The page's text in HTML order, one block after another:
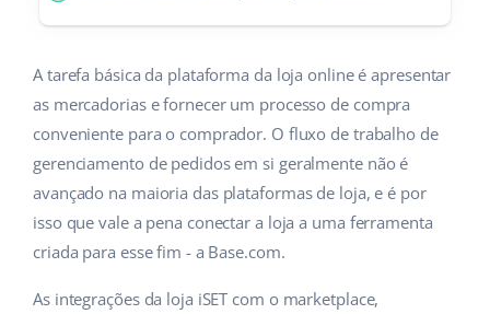
A tarefa básica da plataforma da loja online é apresentar
as mercadorias e fornecer um processo de compra
conveniente para o comprador. O fluxo de trabalho de
gerenciamento de pedidos em si geralmente não é
avançado na maioria das plataformas de loja, e é por
isso que vale a pena conectar a loja a uma ferramenta
criada para esse fim - a Base.com.
As integrações da loja iSET com o marketplace,